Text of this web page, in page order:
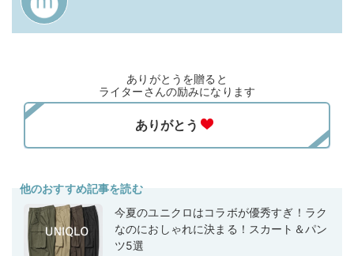
ありがとうを贈ると
ライターさんの励みになります
他のおすすめ記事を読む
今夏のユニクロはコラボが優秀すぎ！ラク
なのにおしゃれに決まる！スカート＆パン
ツ5選